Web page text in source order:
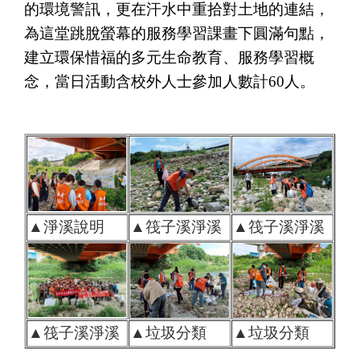
的環境警訊，更在汗水中重拾對土地的連結，
為這堂跳脫螢幕的服務學習課畫下圓滿句點，
建立環保惜福的多元生命教育、服務學習概
念，當日活動含校外人士參加人數計60人。
▲淨溪說明 ▲筏子溪淨溪 ▲筏子溪淨溪
▲筏子溪淨溪 ▲垃圾分類 ▲垃圾分類